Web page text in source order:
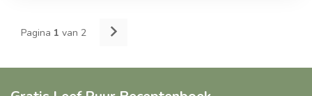
Pagina 1 van 2